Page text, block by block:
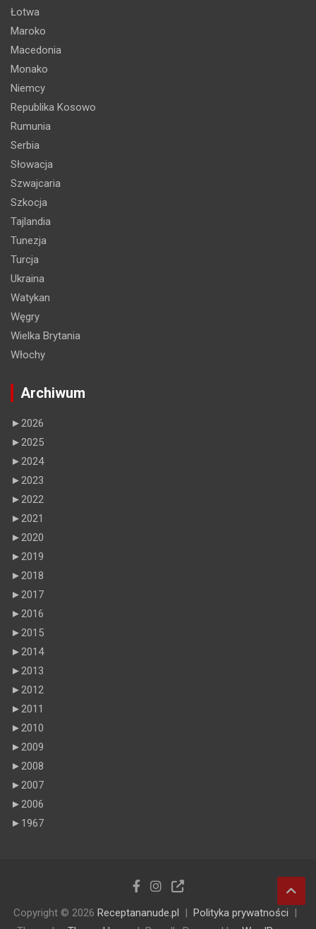
Łotwa
Maroko
Macedonia
Monako
Niemcy
Republika Kosowo
Rumunia
Serbia
Słowacja
Szwajcaria
Szkocja
Tajlandia
Tunezja
Turcja
Ukraina
Watykan
Węgry
Wielka Brytania
Włochy
Archiwum
►2026
►2025
►2024
►2023
►2022
►2021
►2020
►2019
►2018
►2017
►2016
►2015
►2014
►2013
►2012
►2011
►2010
►2009
►2008
►2007
►2006
► 1967
Copyright © 2026 Receptananude.pl
Polityka prywatności